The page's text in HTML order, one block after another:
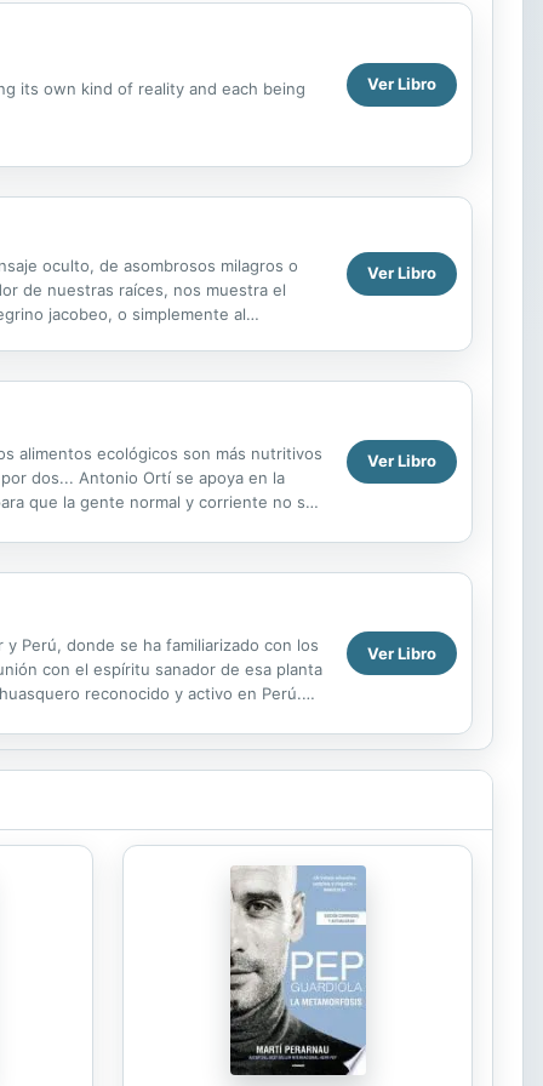
its own kind of reality and each being Ver Libro
oculto, de asombrosos milagros o
de nuestras raíces, nos muestra el
jacobeo, o simplemente al
Ver Libro
alimentos ecológicos son más nutritivos
dos... Antonio Ortí se apoya en la
que la gente normal y corriente no se
Ver Libro
Perú, donde se ha familiarizado con los
con el espíritu sanador de esa planta
reconocido y activo en Perú.
Ver Libro